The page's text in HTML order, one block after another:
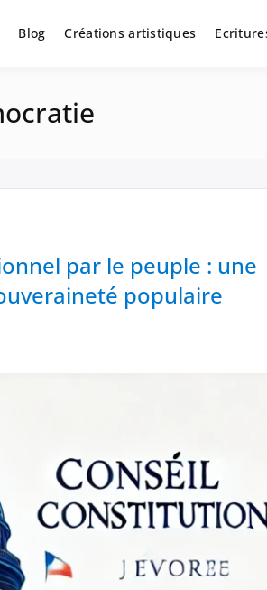
Blog Créations artistiques
par le peuple : une
populaire